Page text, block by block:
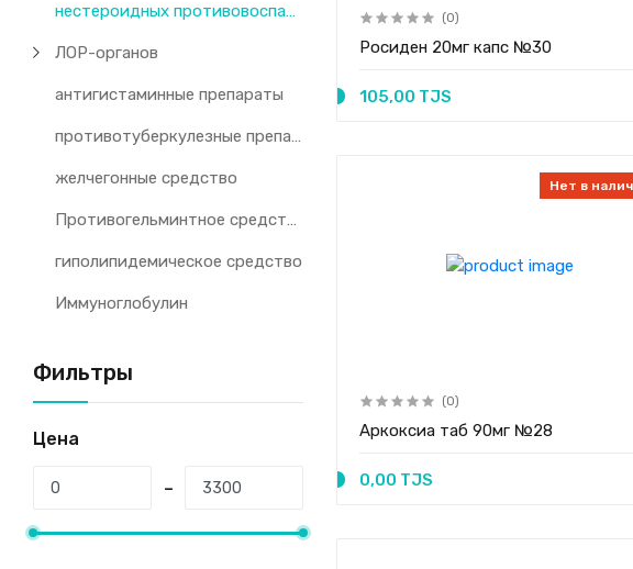
нестероидных противовоспалительных препаратов
ЛОР-органов
антигистаминные препараты
противотуберкулезные препараты
желчегонные средство
Противогельминтное средство
гиполипидемическое средство
Иммуноглобулин
Фильтры
Цена
(0)
Росиден 20мг капс №30
105,00 TJS
Нет в
(0)
Аркоксиа таб 90мг №28
0,00 TJS